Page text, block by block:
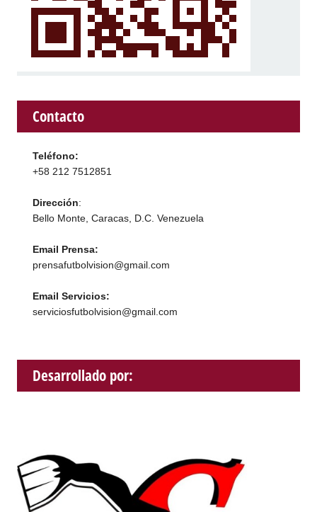
Contacto
Teléfono:
+58 212 7512851
Dirección:
Bello Monte, Caracas, D.C. Venezuela
Email Prensa:
prensafutbolvision@gmail.com
Email Servicios:
serviciosfutbolvision@gmail.com
Desarrollado por: